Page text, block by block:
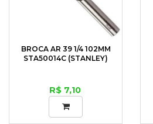
BROCA AR 39 1/4 102MM
STA50014C (STANLEY)
R$ 7,10